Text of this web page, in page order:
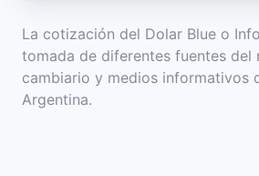
La cotización del Dolar Blue o
tomada de diferentes fuentes del
cambiario y medios informativos
Argentina.